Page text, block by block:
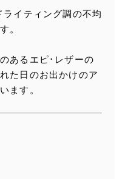
イティング調の不均
。
あるエピ･レザーの
た日のお出かけのア
ます。